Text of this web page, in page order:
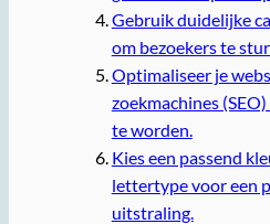
Gebruik duidelijke
om bezoekers te
Optimaliseer je
zoekmachines
te worden.
Kies een passend
lettertype voor een
uitstraling.